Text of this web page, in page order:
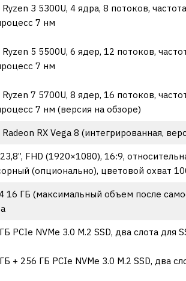
Ryzen 3 5300U, 4 ядра, 8 потоков,
7 нм
Ryzen 5 5500U, 6 ядер, 12 потоков,
7 нм
Ryzen 7 5700U, 8 ядер, 16 потоков,
7 нм (версия на обзоре)
Radeon RX Vega 8 (интегрированная,
FHD (1920×1080), 16:9,
(опционально), цветовой охват
16 ГБ (максимальный объем после
PCIe NVMe 3.0 M.2 SSD, два слота для
+ 256 ГБ PCIe NVMe 3.0 M.2 SSD, два